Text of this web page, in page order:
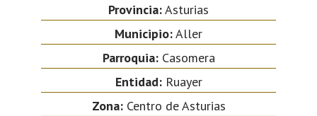
Provincia:Asturias
Municipio:Aller
Parroquia:Casomera
Entidad:Ruayer
Zona:Centro de Asturias